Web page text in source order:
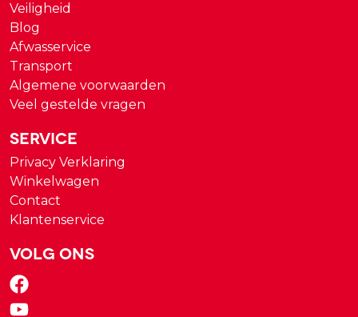
Veiligheid
Blog
Afwasservice
Transport
Algemene voorwaarden
Veel gestelde vragen
Service
Privacy Verklaring
Winkelwagen
Contact
Klantenservice
Volg ons